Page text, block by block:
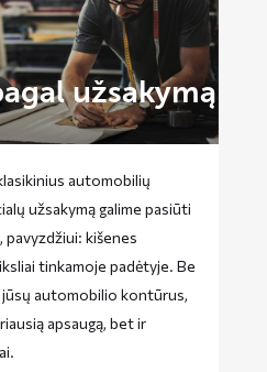
užsakymą
automobilių
užsakymą galime pasiūti
pavyzdžiui: kišenes
tinkamoje padėtyje. Be
automobilio kontūrus,
apsaugą, bet ir